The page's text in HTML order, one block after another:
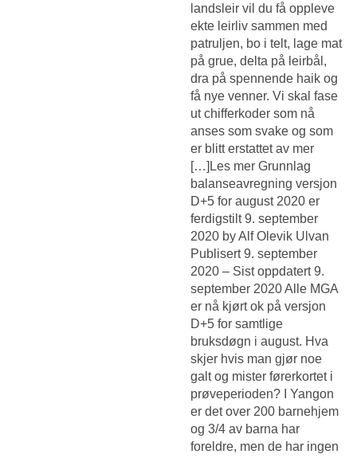
landsleir vil du få oppleve
ekte leirliv sammen med
patruljen, bo i telt, lage mat
på grue, delta på leirbål,
dra på spennende haik og
få nye venner. Vi skal fase
ut chifferkoder som nå
anses som svake og som
er blitt erstattet av mer
[…]Les mer Grunnlag
balanseavregning versjon
D+5 for august 2020 er
ferdigstilt 9. september
2020 by Alf Olevik Ulvan
Publisert 9. september
2020 – Sist oppdatert 9.
september 2020 Alle MGA
er nå kjørt ok på versjon
D+5 for samtlige
bruksdøgn i august. Hva
skjer hvis man gjør noe
galt og mister førerkortet i
prøveperioden? I Yangon
er det over 200 barnehjem
og 3/4 av barna har
foreldre, men de har ingen